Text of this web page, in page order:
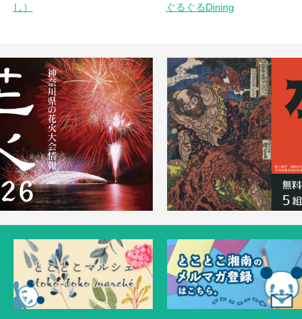
し） ぐるぐるDining